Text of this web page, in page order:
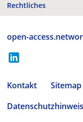
Rechtliches
open-
Kontakt Sitemap
Datenschutzhinweis